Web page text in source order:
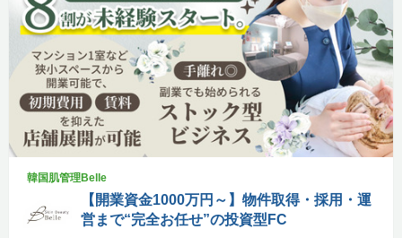
韓国肌管理Belle
【開業資金1000万円～】物件取得・採用・運
営まで“完全お任せ”の投資型FC